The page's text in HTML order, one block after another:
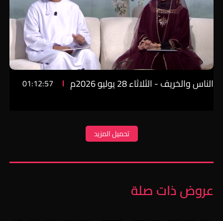
الناس والخريف - الثلاثاء 28 يوليو 2026م 01:12:57
تحميل المزيد
عروض ذات صلة